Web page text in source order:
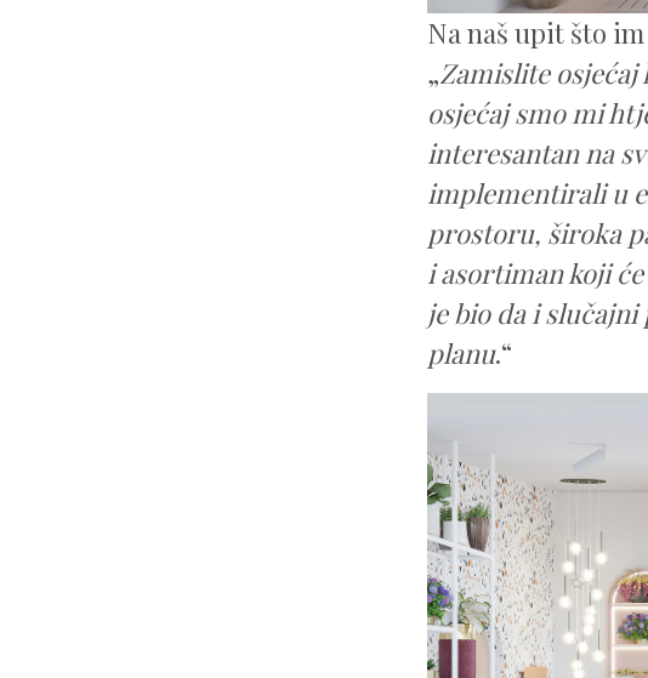
Na naš upit što
„Zamislite osjećaj
osjećaj smo mi
interesantan na
implementirali u
prostoru, široka
i asortiman koji
je bio da i
planu.“